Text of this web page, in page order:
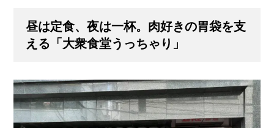
昼は定食、夜は一杯。肉好きの胃袋を支
える「大衆食堂うっちゃり」